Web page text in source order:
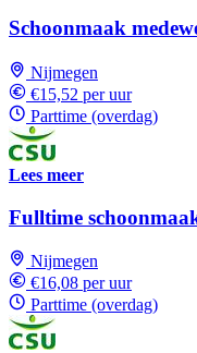
Schoonmaak
Nijmegen
€15,52 per uur
Parttime (overdag)
Lees meer
Fulltime
Nijmegen
€16,08 per uur
Parttime (overdag)